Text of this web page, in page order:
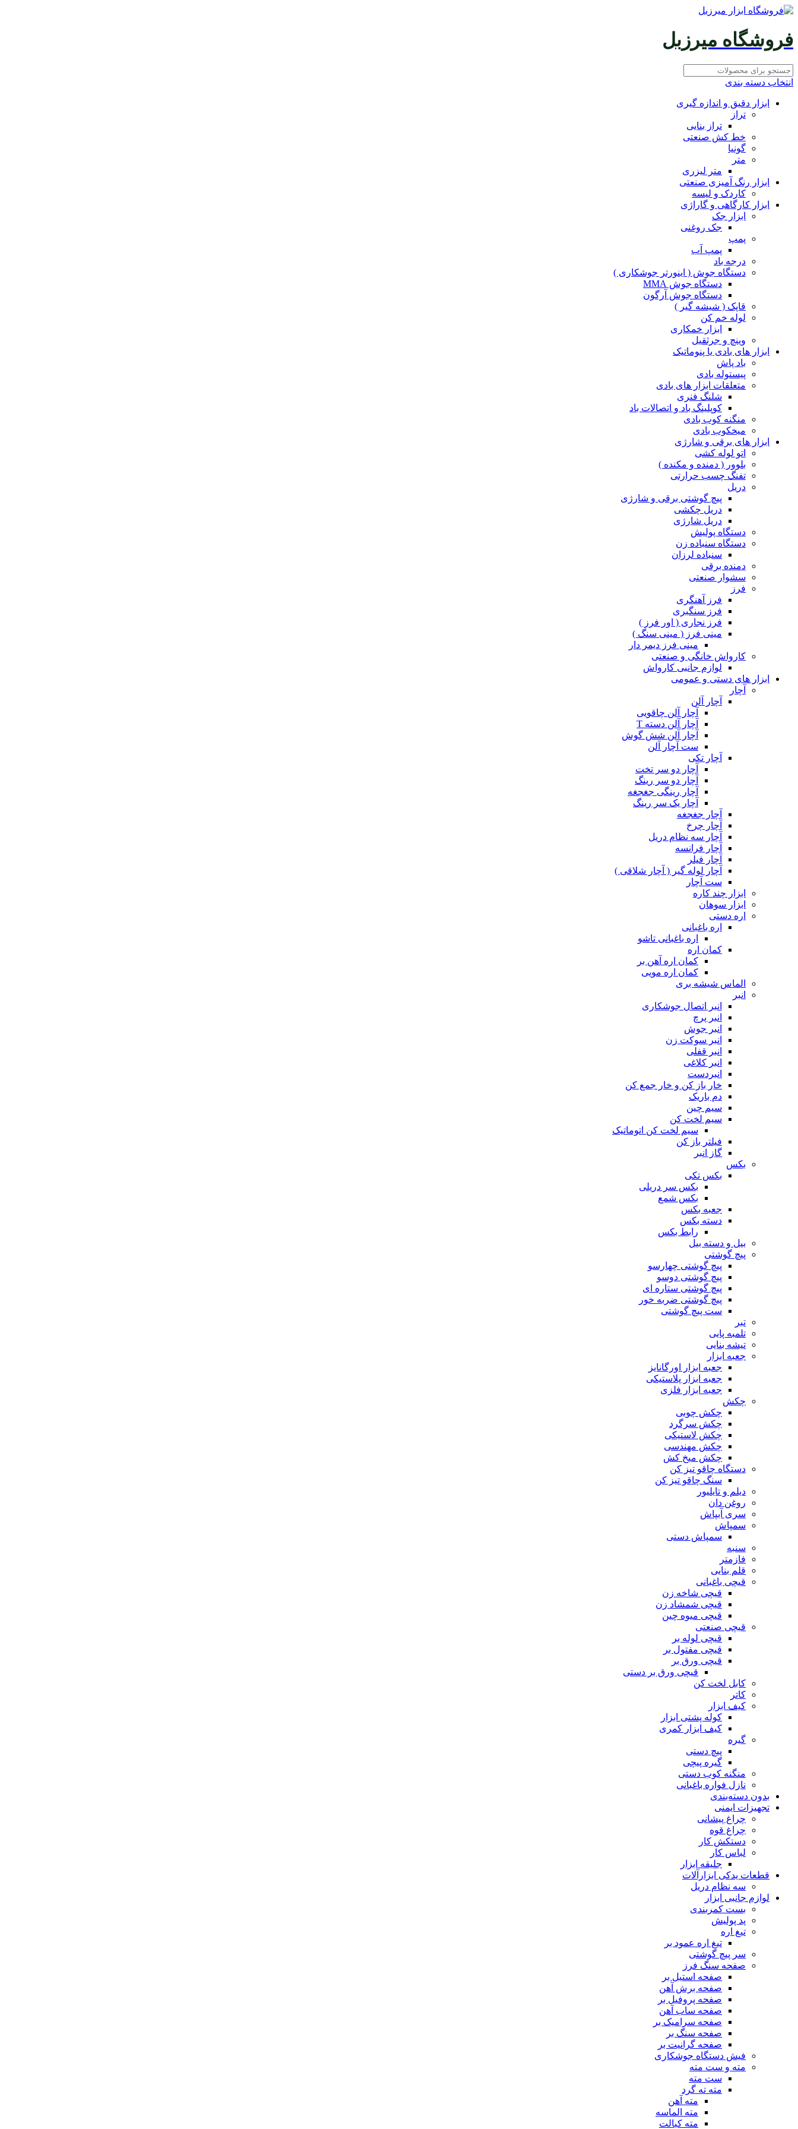
فروشگاه میرزبل
انتخاب دسته بندی
ابزار دقیق و اندازه گیری
تراز
تراز بنایی
خط کش صنعتی
گونیا
متر
متر لیزری
ابزار رنگ آمیزی صنعتی
کاردک و لیسه
ابزار کارگاهی و گاراژی
ابزار جک
جک روغنی
پمپ
پمپ آب
درجه باد
دستگاه جوش ( اینورتر جوشکاری )
دستگاه جوش MMA
دستگاه جوش آرگون
قاپک ( شیشه گیر )
لوله خم کن
ابزار خمکاری
وینچ و جرثقیل
ابزار های بادی یا پنوماتیک
باد پاش
پیستوله بادی
متعلقات ابزار های بادی
شلنگ فنری
کوپلینگ باد و اتصالات باد
منگنه کوب بادی
میخکوب بادی
ابزار های برقی و شارژی
اتو لوله کشی
بلوور ( دمنده و مکنده )
تفنگ چسب حرارتی
دریل
پیچ گوشتی برقی و شارژی
دریل چکشی
دریل شارژی
دستگاه پولیش
دستگاه سنباده زن
سنباده لرزان
دمنده برقی
سشوار صنعتی
فرز
فرز آهنگری
فرز سنگبری
فرز نجاری ( اور فرز )
مینی فرز ( مینی سنگ )
مینی فرز دیمر دار
کارواش خانگی و صنعتی
لوازم جانبی کارواش
ابزار های دستی و عمومی
آچار
آچار آلن
آچار آلن چاقویی
آچار آلن دسته T
آچار آلن شش گوش
ست آچار آلن
آچار تکی
آچار دو سر تخت
آچار دو سر رینگ
آچار رینگی جغجغه
آچار یک سر رینگ
آچار جغجغه
آچار چرخ
آچار سه نظام دریل
آچار فرانسه
آچار فیلر
آچار لوله گیر ( آچار شلاقی )
ست آچار
ابزار چند کاره
ابزار سوهان
اره دستی
اره باغبانی
اره باغبانی تاشو
کمان اره
کمان اره آهن بر
کمان اره مویی
الماس شیشه بری
انبر
انبر اتصال جوشکاری
انبر پرچ
انبر جوش
انبر سوکت زن
انبر قفلی
انبر کلاغی
انبردست
خار باز کن و خار جمع کن
دم باریک
سیم چین
سیم لخت کن
سیم لخت کن اتوماتیک
فیلتر باز کن
گاز انبر
بکس
بکس تکی
بکس سر دریلی
بکس شمع
جعبه بکس
دسته بکس
رابط بکس
بیل و دسته بیل
پیچ گوشتی
پیچ گوشتی چهارسو
پیچ گوشتی دوسو
پیچ گوشتی ستاره‌ ای
پیچ گوشتی ضربه خور
ست پیچ گوشتی
تبر
تلمبه پایی
تیشه بنایی
جعبه ابزار
جعبه ابزار اورگانایز
جعبه ابزار پلاستیکی
جعبه ابزار فلزی
چکش
چکش چوبی
چکش سرگرد
چکش لاستیکی
چکش مهندسی
چکش میخ کش
دستگاه چاقو تیز کن
سنگ چاقو تیز کن
دیلم و تایلیور
روغن دان
سری آبپاش
سمپاش
سمپاش دستی
سنبه
فازمتر
قلم بنایی
قیچی باغبانی
قیچی شاخه زن
قیچی شمشاد زن
قیچی میوه چین
قیچی صنعتی
قیچی لوله بر
قیچی مفتول بر
قیچی ورق بر
قیچی ورق بر دستی
کابل لخت کن
کاتر
کیف ابزار
کوله پشتی ابزار
کیف ابزار کمری
گیره
پیچ دستی
گیره پیچی
منگنه کوب دستی
نازل فواره باغبانی
بدون دسته‌بندی
تجهیزات ایمنی
چراغ پیشانی
چراغ قوه
دستکش کار
لباس کار
جلیقه ابزار
قطعات یدکی ابزارآلات
سه نظام دریل
لوازم جانبی ابزار
بست کمربندی
پد پولیش
تیغ اره
تیغ اره عمود بر
سر پیچ گوشتی
صفحه سنگ فرز
صفحه استیل بر
صفحه برش آهن
صفحه پروفیل بر
صفحه ساب آهن
صفحه سرامیک بر
صفحه سنگ بر
صفحه گرانیت بر
فیش دستگاه جوشکاری
مته و ست مته
ست مته
مته ته گرد
مته آهن
مته الماسه
مته کبالت